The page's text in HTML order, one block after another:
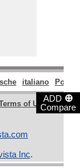
ADD ⊕
Compare
italiano
of Use|
Inc.